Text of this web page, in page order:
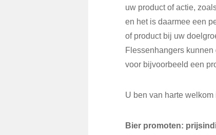
uw product of actie,
en het is daarmee een
of product bij uw
Flessenhangers
voor bijvoorbeeld een
U ben van harte welkom
Bier promoten: